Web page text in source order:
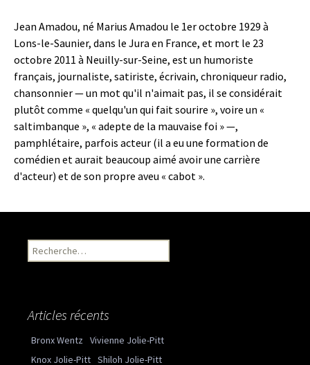
Jean Amadou, né Marius Amadou le 1er octobre 1929 à
Lons-le-Saunier, dans le Jura en France, et mort le 23
octobre 2011 à Neuilly-sur-Seine, est un humoriste
français, journaliste, satiriste, écrivain, chroniqueur radio,
chansonnier — un mot qu'il n'aimait pas, il se considérait
plutôt comme « quelqu'un qui fait sourire », voire un «
saltimbanque », « adepte de la mauvaise foi » —,
pamphlétaire, parfois acteur (il a eu une formation de
comédien et aurait beaucoup aimé avoir une carrière
d'acteur) et de son propre aveu « cabot ».
Recherche pour :
Articles récents
Bronx Wentz Vivienne Jolie-Pitt
Knox Jolie-Pitt Shiloh Jolie-Pitt